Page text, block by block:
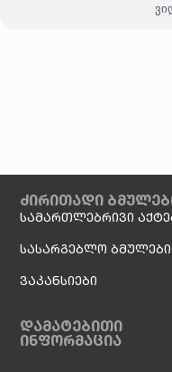
ძირითადი
სამართლებრივი
სასარგებლო ბმულები
ვაკანსიები
დამატებითი
ინფორმაცია